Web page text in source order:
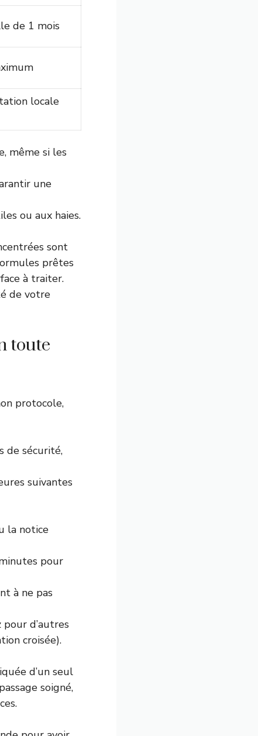
de 1 mois
locale
même si les
une
ou aux haies.
sont
prêtes
à traiter.
de votre
toute
protocole,
de sécurité,
suivantes
la notice
pour
à ne pas
d’autres
croisée).
d’un seul
soigné,